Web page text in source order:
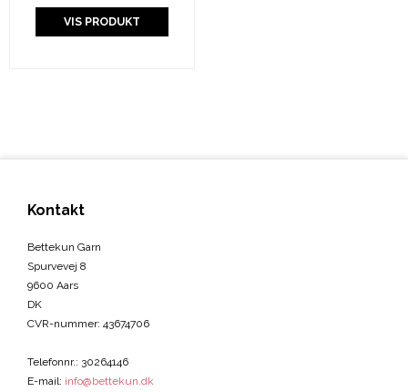
VIS PRODUKT
Kontakt
Bettekun Garn
Spurvevej 8
9600 Aars
DK
CVR-nummer: 43674706
Telefonnr.: 30264146
E-mail: info@bettekun.dk